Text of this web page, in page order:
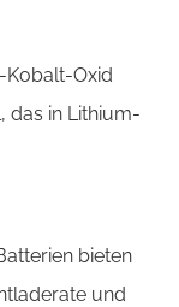
Kobalt-Oxid
das in Lithium-
bieten
und